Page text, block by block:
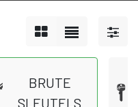
BRUTE
SLEUTELS